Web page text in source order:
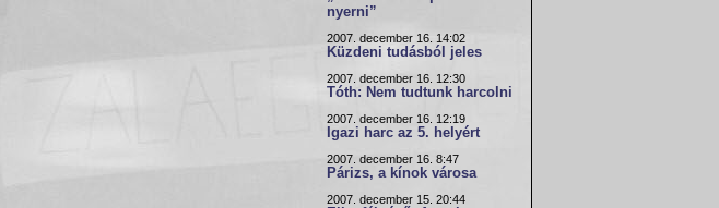
nyerni”
2007. december 16. 14:02
Küzdeni tudásból jeles
2007. december 16. 12:30
Tóth: Nem tudtunk harcolni
2007. december 16. 12:19
Igazi harc az 5. helyért
2007. december 16. 8:47
Párizs, a kínok városa
2007. december 15. 20:44